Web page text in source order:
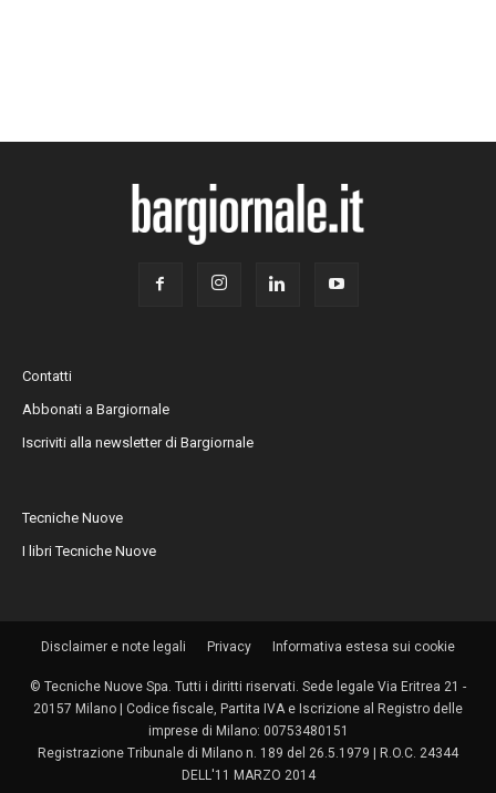
Contatti
Abbonati a Bargiornale
Iscriviti alla newsletter di Bargiornale
Tecniche Nuove
I libri Tecniche Nuove
Disclaimer e note legali Privacy Informativa estesa sui cookie
© Tecniche Nuove Spa. Tutti i diritti riservati. Sede legale Via Eritrea 21 -
20157 Milano | Codice fiscale, Partita IVA e Iscrizione al Registro delle
imprese di Milano: 00753480151
Registrazione Tribunale di Milano n. 189 del 26.5.1979 | R.O.C. 24344
DELL'11 MARZO 2014